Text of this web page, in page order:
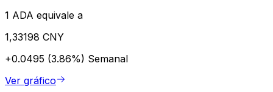
1 ADA equivale a
1,33198 CNY
+0.0495 (3.86%) Semanal
Ver gráfico